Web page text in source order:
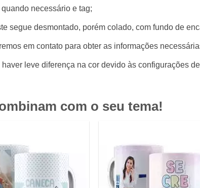
necessário e tag;
segue desmontado, porém colado, com fundo de
em contato para obter as informações
leve diferença na cor devido às configurações
com o seu tema!